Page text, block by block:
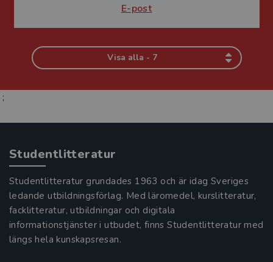
E-post
Visa alla - 7
;
Studentlitteratur
Studentlitteratur grundades 1963 och är idag Sveriges
ledande utbildningsförlag. Med läromedel, kurslitteratur,
facklitteratur, utbildningar och digitala
informationstjänster i utbudet, finns Studentlitteratur med
längs hela kunskapsresan.